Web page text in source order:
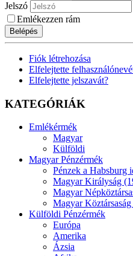
Jelszó
Emlékezzen rám
Belépés
Fiók létrehozása
Elfelejtette
Elfelejtette jelszavát?
KATEGÓRIÁK
Emlékérmék
Magyar
Külföldi
Magyar Pénzérmék
Pénzek a Habsburg
Magyar Királyság
Magyar
Magyar
Külföldi Pénzérmék
Európa
Amerika
Ázsia